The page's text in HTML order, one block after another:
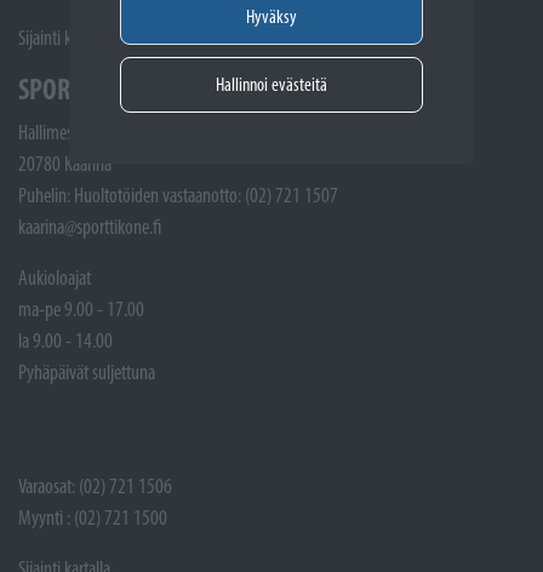
Hyväksy
Hallinnoi evästeitä
Sijainti kartalla
SPORTTIKONE KAARINA
Hallimestarinkatu 4
20780 Kaarina
Puhelin: Huoltotöiden vastaanotto: (02) 721 1507
kaarina@sporttikone.fi
Aukioloajat
ma-pe 9.00 - 17.00
la 9.00 - 14.00
Pyhäpäivät suljettuna
Varaosat: (02) 721 1506
Myynti : (02) 721 1500